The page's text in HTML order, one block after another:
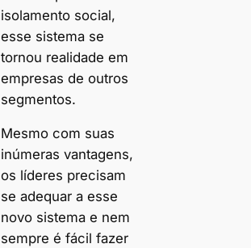
isolamento social,
esse sistema se
tornou realidade em
empresas de outros
segmentos.
Mesmo com suas
inúmeras vantagens,
os líderes precisam
se adequar a esse
novo sistema e nem
sempre é fácil fazer